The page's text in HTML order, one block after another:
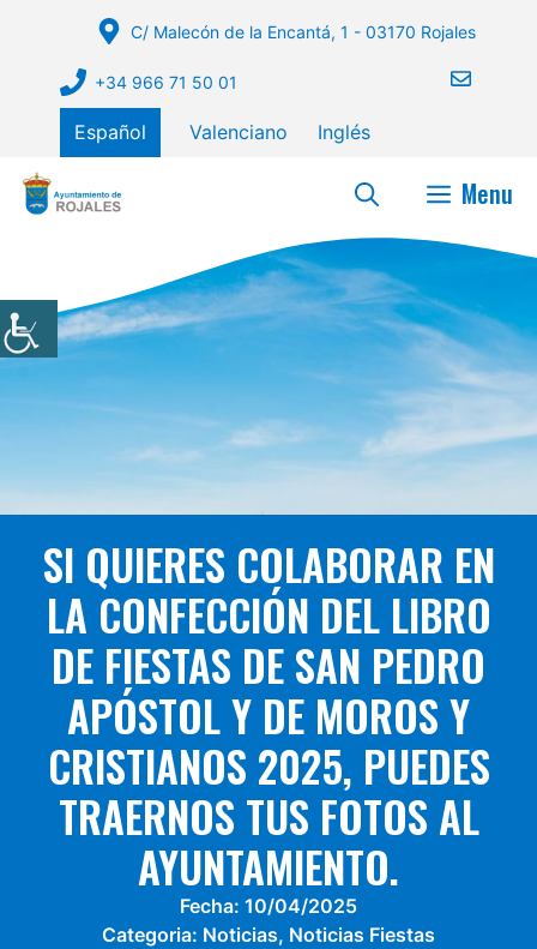
contenido
C/ Malecón de la Encantá, 1 - 03170 Rojales
+34 966 71 50 01
Español Valenciano Inglés
Menu
SI QUIERES COLABORAR EN
LA CONFECCIÓN DEL LIBRO
DE FIESTAS DE SAN PEDRO
APÓSTOL Y DE MOROS Y
CRISTIANOS 2025, PUEDES
TRAERNOS TUS FOTOS AL
AYUNTAMIENTO.
Fecha: 10/04/2025
Categoria: Noticias, Noticias Fiestas